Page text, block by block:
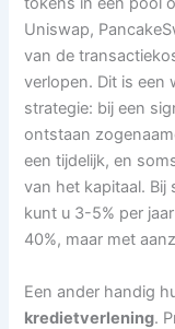
Uniswap,
van de
verlopen. Dit is een
strategie: bij een
ontstaan
een tijdelijk, en
van het kapitaal. Bij
kunt u 3-5% per
40%, maar met
Een ander handig
kredietverlening.